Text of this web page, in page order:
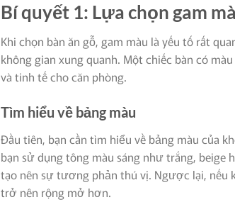
Bí quyết 1: Lựa chọn gam
Khi chọn bàn ăn gỗ, gam màu là yếu tố rất
không gian xung quanh. Một chiếc bàn có
và tinh tế cho căn phòng.
Tìm hiểu về bảng màu
Đầu tiên, bạn cần tìm hiểu về bảng màu của
bạn sử dụng tông màu sáng như trắng, beige
tạo nên sự tương phản thú vị. Ngược lại, nếu
trở nên rộng mở hơn.